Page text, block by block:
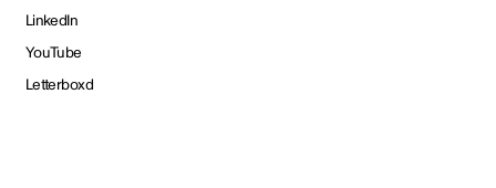
LinkedIn
YouTube
Letterboxd